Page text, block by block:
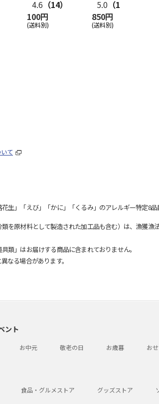
4.6 （14）
100円
(送料別)
5.0 （10）
850円
(送料別)
て
生」「えび」「かに」「くるみ」のアレルギー特定8品
を原材料として製造された加工品も含む）は、漁獲漁
類」はお届けする商品に含まれておりません。
なる場合があります。
ント
お中元 敬老の日 お歳暮 お
食品・グルメストア グッズストア